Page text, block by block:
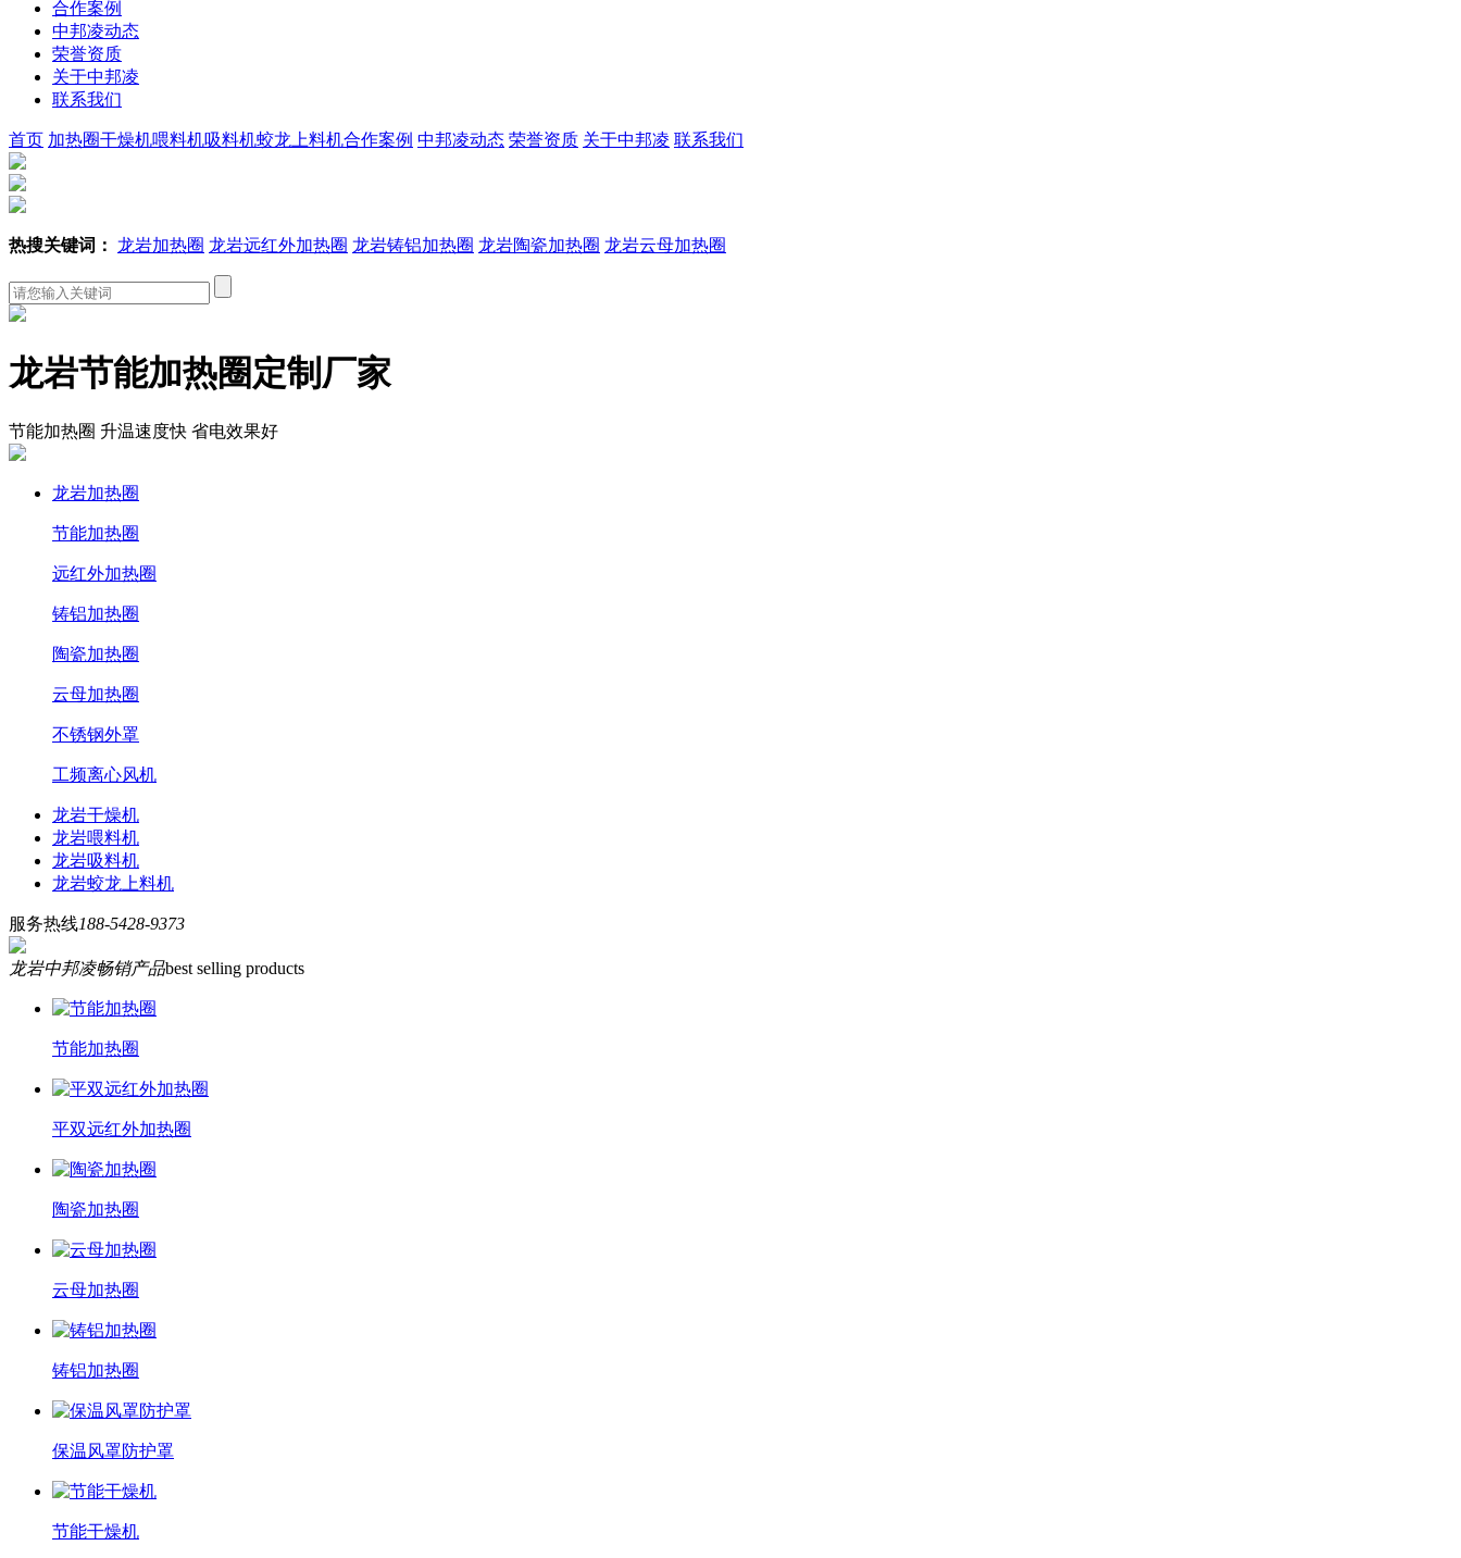
合作案例
中邦凌动态
荣誉资质
关于中邦凌
联系我们
首页 加热圈干燥机喂料机吸料机蛟龙上料机合作案例 中邦凌动态 荣誉资质 关于中邦凌 联系我们
热搜关键词： 龙岩加热圈 龙岩远红外加热圈 龙岩铸铝加热圈 龙岩陶瓷加热圈 龙岩云母加热圈
龙岩节能加热圈定制厂家
节能加热圈 升温速度快 省电效果好
龙岩加热圈
节能加热圈
远红外加热圈
铸铝加热圈
陶瓷加热圈
云母加热圈
不锈钢外罩
工频离心风机
龙岩干燥机
龙岩喂料机
龙岩吸料机
龙岩蛟龙上料机
服务热线188-5428-9373
龙岩中邦凌畅销产品best selling products
节能加热圈
平双远红外加热圈
陶瓷加热圈
云母加热圈
铸铝加热圈
保温风罩防护罩
节能干燥机